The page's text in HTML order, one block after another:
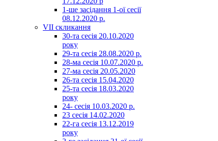
1-ше засідання 1-ої сесії
08.12.2020 р.
VII скликання
30-та сесія 20.10.2020
року
29-та сесія 28.08.2020 р.
28-ма сесія 10.07.2020 р.
27-ма сесія 20.05.2020
26-та сесія 15.04.2020
25-та сесія 18.03.2020
року
24- сесія 10.03.2020 р.
23 сесія 14.02.2020
22-га сесія 13.12.2019
року